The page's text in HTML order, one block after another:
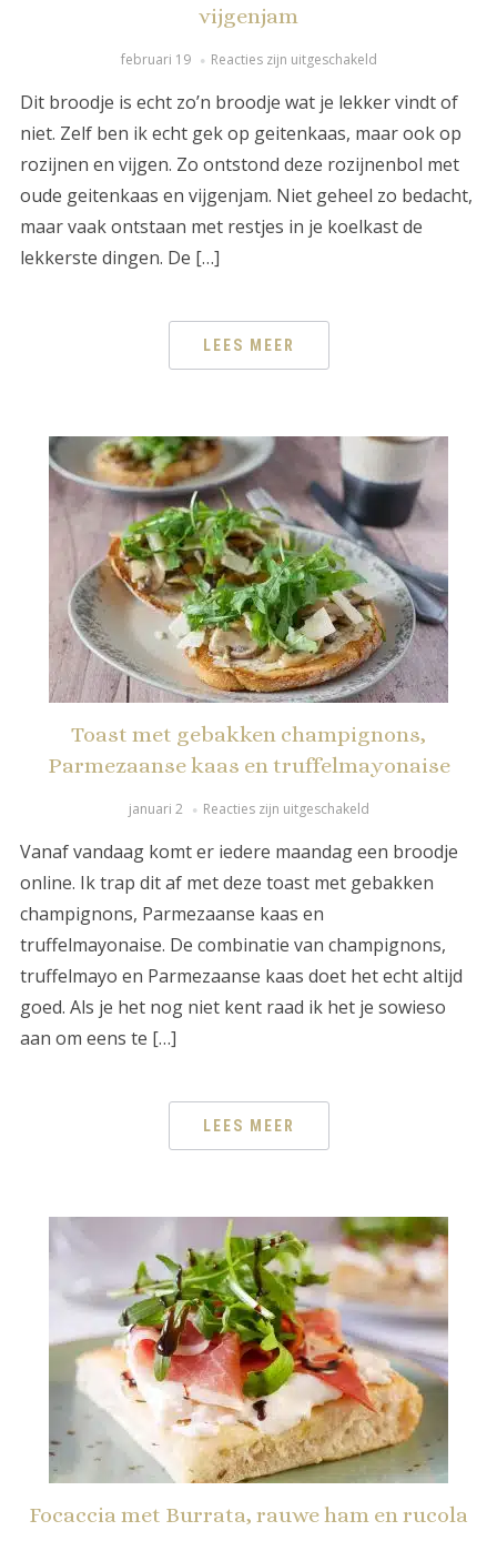
vijgenjam
februari 19 Reacties zijn uitgeschakeld
Dit broodje is echt zo’n broodje wat je lekker vindt of
niet. Zelf ben ik echt gek op geitenkaas, maar ook op
rozijnen en vijgen. Zo ontstond deze rozijnenbol met
oude geitenkaas en vijgenjam. Niet geheel zo bedacht,
maar vaak ontstaan met restjes in je koelkast de
lekkerste dingen. De […]
LEES MEER
Toast met gebakken champignons,
Parmezaanse kaas en truffelmayonaise
januari 2 Reacties zijn uitgeschakeld
Vanaf vandaag komt er iedere maandag een broodje
online. Ik trap dit af met deze toast met gebakken
champignons, Parmezaanse kaas en
truffelmayonaise. De combinatie van champignons,
truffelmayo en Parmezaanse kaas doet het echt altijd
goed. Als je het nog niet kent raad ik het je sowieso
aan om eens te […]
LEES MEER
Focaccia met Burrata, rauwe ham en rucola